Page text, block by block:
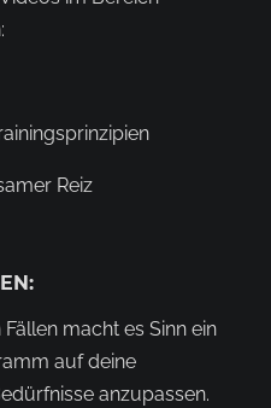
Reiz
macht es Sinn ein
auf deine
anzupassen.